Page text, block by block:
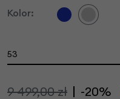
Kolor:
53
9 499,00 zł -20%